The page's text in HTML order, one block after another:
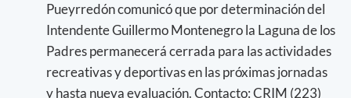
Pueyrredón comunicó que por determinación del
Intendente Guillermo Montenegro la Laguna de los
Padres permanecerá cerrada para las actividades
recreativas y deportivas en las próximas jornadas
y hasta nueva evaluación. Contacto: CRIM (223)